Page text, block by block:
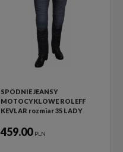
SPODNIE JEANSY
MOTOCYKLOWE ROLEFF
KEVLAR rozmiar 35 LADY
459.00 PLN